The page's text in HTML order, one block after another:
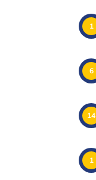
1
6
14
1